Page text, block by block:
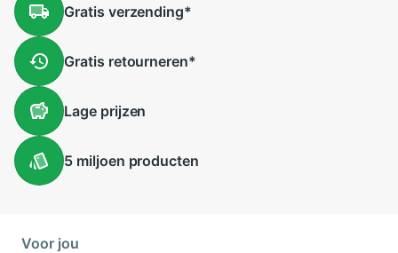
Gratis verzending*
Gratis retourneren*
Lageprijzen
5 miljoen producten
Voor jou